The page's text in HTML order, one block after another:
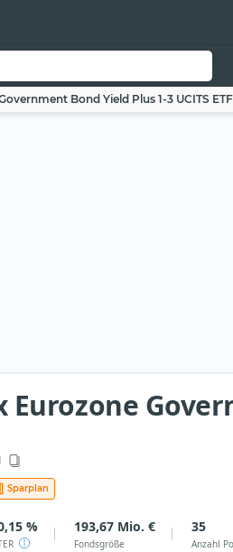
Bond Yield Plus 1-3 UCITS
Sparplan
% 193,67 Mio. €
Fondsgröße
35
Anzahl